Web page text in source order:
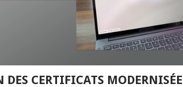
DES CERTIFICATS MODERNISÉE